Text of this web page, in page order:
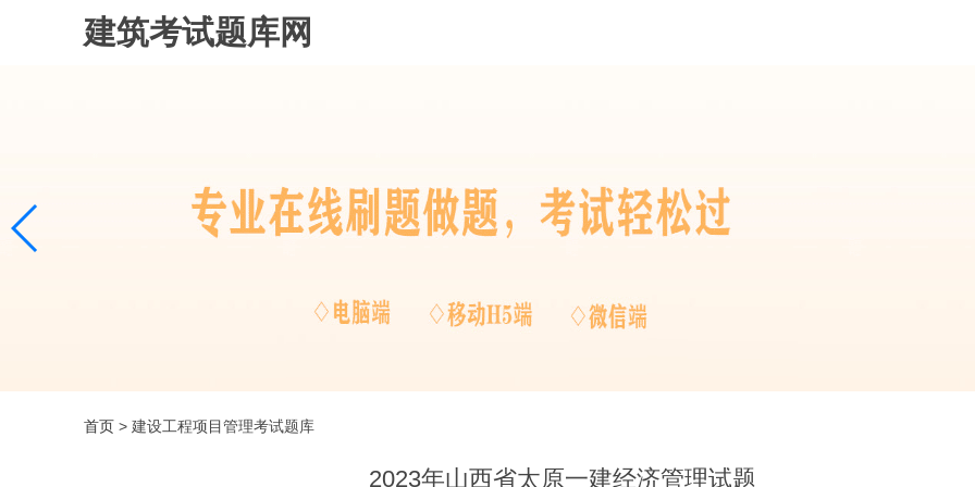
建筑考试题库网
首页 > 建设工程项目管理考试题库
2023年山西省太原一建经济管理试题